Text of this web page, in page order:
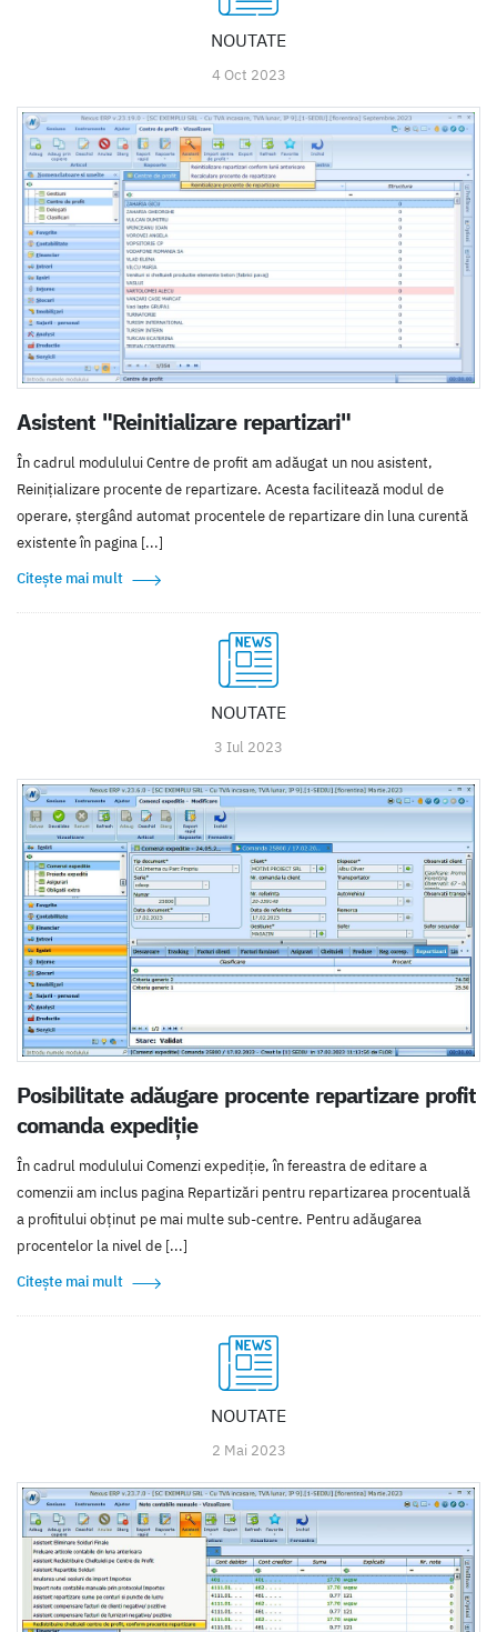
NOUTATE
4 Oct 2023
Asistent "Reinitializare repartizari"
În cadrul modulului Centre de profit am adăugat un nou asistent,
Reinițializare procente de repartizare. Acesta facilitează modul de
operare, ștergând automat procentele de repartizare din luna curentă
existente în pagina [...]
Citește mai mult
NOUTATE
3 Iul 2023
Posibilitate adăugare procente repartizare profit
comanda expediție
În cadrul modulului Comenzi expediție, în fereastra de editare a
comenzii am inclus pagina Repartizări pentru repartizarea procentuală
a profitului obținut pe mai multe sub-centre. Pentru adăugarea
procentelor la nivel de [...]
Citește mai mult
NOUTATE
2 Mai 2023